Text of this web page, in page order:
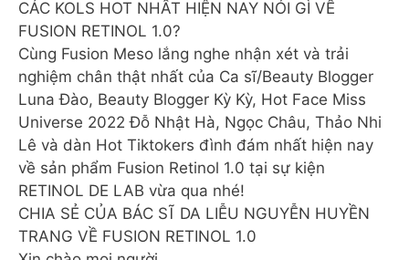
CÁC KOLS HOT NHẤT HIỆN NAY NÓI GÌ VỀ
FUSION RETINOL 1.0?
Cùng Fusion Meso lắng nghe nhận xét và trải
nghiệm chân thật nhất của Ca sĩ/Beauty Blogger
Luna Đào, Beauty Blogger Kỳ Kỳ, Hot Face Miss
Universe 2022 Đỗ Nhật Hà, Ngọc Châu, Thảo Nhi
Lê và dàn Hot Tiktokers đình đám nhất hiện nay
về sản phẩm Fusion Retinol 1.0 tại sự kiện
RETINOL DE LAB vừa qua nhé!
CHIA SẺ CỦA BÁC SĨ DA LIỄU NGUYỄN HUYỀN
TRANG VỀ FUSION RETINOL 1.0